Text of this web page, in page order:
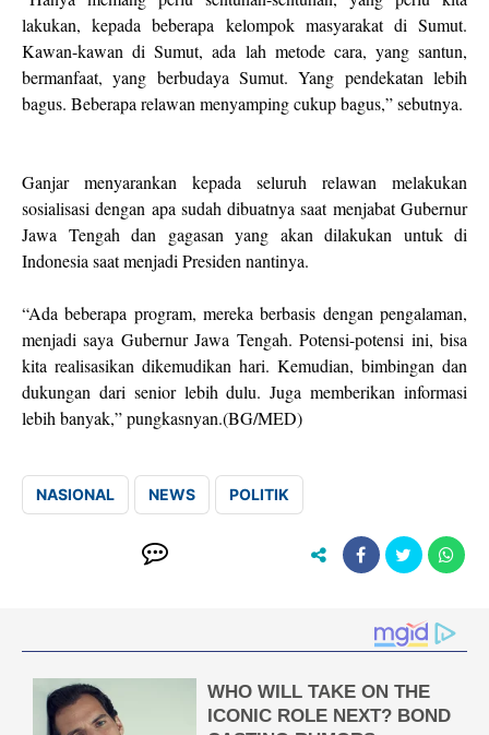
lakukan, kepada beberapa kelompok masyarakat di Sumut.
Kawan-kawan di Sumut, ada lah metode cara, yang santun,
bermanfaat, yang berbudaya Sumut. Yang pendekatan lebih
bagus. Beberapa relawan menyamping cukup bagus,” sebutnya.
Ganjar menyarankan kepada seluruh relawan melakukan
sosialisasi dengan apa sudah dibuatnya saat menjabat Gubernur
Jawa Tengah dan gagasan yang akan dilakukan untuk di
Indonesia saat menjadi Presiden nantinya.
“Ada beberapa program, mereka berbasis dengan pengalaman,
menjadi saya Gubernur Jawa Tengah. Potensi-potensi ini, bisa
kita realisasikan dikemudikan hari. Kemudian, bimbingan dan
dukungan dari senior lebih dulu. Juga memberikan informasi
lebih banyak,” pungkasnyan.(BG/MED)
NASIONAL NEWS POLITIK